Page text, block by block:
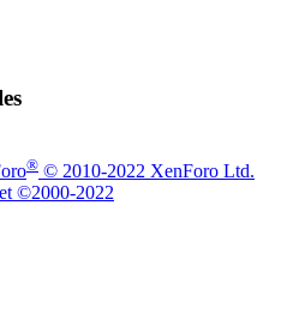
® © 2010-2022 XenForo Ltd.
©2000-2022